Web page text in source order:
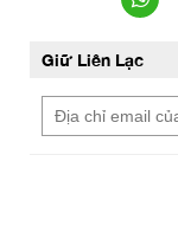
Giữ Liên Lạc